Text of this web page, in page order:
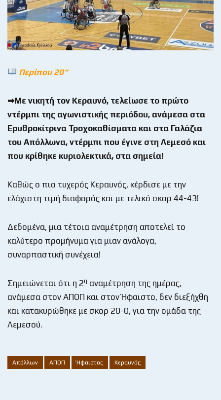
Περίπου 20“
➡Με νικητή τον Κεραυνό, τελείωσε το πρώτο
ντέρμπι της αγωνιστικής περιόδου, ανάμεσα στα
Ερυθροκίτρινα Τροχοκαθίσματα και στα Γαλάζια
του Απόλλωνα, ντέρμπι που έγινε στη Λεμεσό και
που κρίθηκε κυριολεκτικά, στα σημεία!
Καθώς ο πιο τυχερός Κεραυνός, κέρδισε με την
ελάχιστη τιμή διαφοράς και με τελικό σκορ 44-43!
Δεδομένα, μια τέτοια αναμέτρηση αποτελεί το
καλύτερο προμήνυμα για μιαν ανάλογα,
συναρπαστική συνέχεια!
Σημειώνεται ότι η 2η αναμέτρηση της ημέρας,
ανάμεσα στον ΑΠΟΠ και στον Ήφαιστο, δεν διεξήχθη
και κατακυρώθηκε με σκορ 20-0, για την ομάδα της
Λεμεσού.
Απόλλων ΑΠΟΠ Ήφαιστος Κεραυνός